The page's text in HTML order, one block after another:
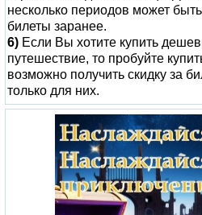
несколько периодов может
билеты заранее.
6) Если Вы хотите купить
путешествие, то пробуйте
возможно получить скидку за
только для них.